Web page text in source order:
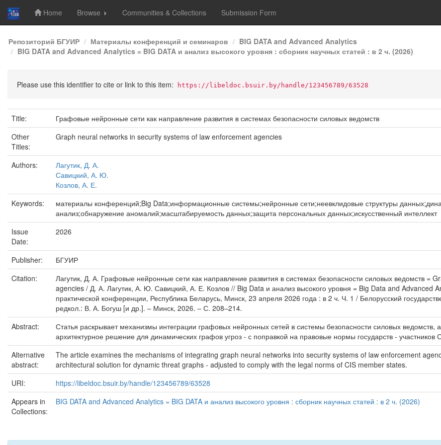
Skip
navigation
Home Browse Communities & Collections Submission Form
Репозиторий БГУИР Материалы конференций и семинаров
BIG DATA and Advanced Analytics
BIG DATA and Advanced Analytics = BIG DATA и анализ высокого уровня : сборник научных статей : в 2 ч. (2026)
Please use this identifier to cite or link to this item: https://libeldoc.bsuir.by/handle/123456789/63528
Title:
Графовые нейронные сети как направление развития в системах безопасности силовых ведомств
Other
Titles:
Graph neural networks in security systems of law enforcement agencies
Authors:
Лагутик, Д. А.
Савицкий, А. Ю.
Козлов, А. Е.
Keywords:
материалы конференций;Big Data;информационные системы;нейронные сети;неевклидовые структуры
анализ;обнаружение аномалий;масштабируемость данных;защита персональных данных;искусственный интеллект
Issue
Date:
2026
Publisher:
БГУИР
Citation:
Лагутик, Д. А. Графовые нейронные сети как направление развития в системах безопасности силовых ведомств =
agencies / Д. А. Лагутик, А. Ю. Савицкий, А. Е. Козлов // Big Data и анализ высокого уровня = Big Data and Advanced
практической конференции, Республика Беларусь, Минск, 23 апреля 2026 года : в 2 ч. Ч. 1 / Белорусский
редкол.: В. А. Богуш [и др.]. – Минск, 2026. – С. 208–214.
Abstract:
Статья раскрывает механизмы интеграции графовых нейронных сетей в системы безопасности силовых
архитектурное решение для динамических графов угроз - с поправкой на правовые нормы государств - участников
Alternative
abstract:
The article examines the mechanisms of integrating graph neural networks into security systems of law enforcement
architectural solution for dynamic threat graphs - adjusted to comply with the legal norms of CIS member states.
URI:
https://libeldoc.bsuir.by/handle/123456789/63528
Appears in
Collections:
BIG DATA and Advanced Analytics = BIG DATA и анализ высокого уровня : сборник научных статей : в 2 ч. (2026)